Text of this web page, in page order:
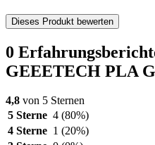
Dieses Produkt bewerten
0
GEEETECH PLA
4,8 von 5 Sternen
5 Sterne 4 (80%)
4 Sterne 1 (20%)